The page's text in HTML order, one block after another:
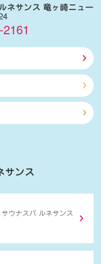
ネサンス 竜ヶ崎ニュー
サンス
サウナスパ ルネサンス